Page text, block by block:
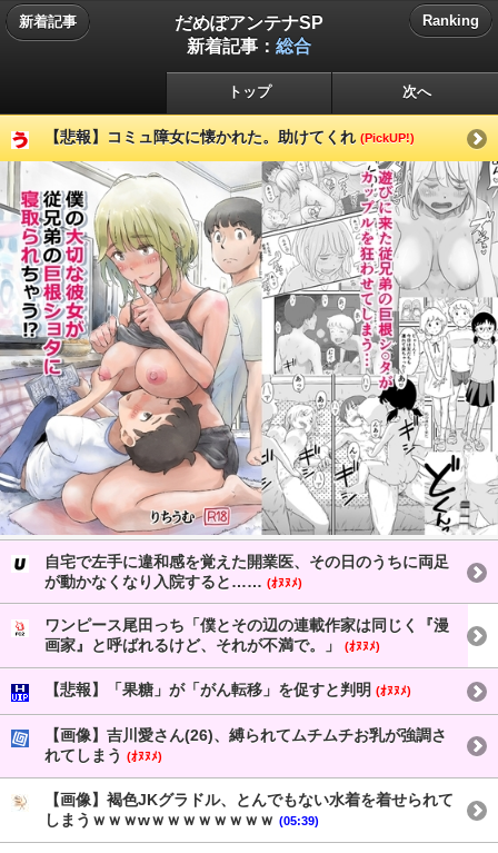
新着記事
だめぽアンテナSP
新着記事： 総合
Ranking
トップ 次へ
【悲報】コミュ障女に懐かれた。助けてくれ (PickUP!)
自宅で左手に違和感を覚えた開業医、その日のうちに両足
が動かなくなり入院すると…… (ｵﾇﾇﾒ)
ワンピース尾田っち「僕とその辺の連載作家は同じく『漫
画家』と呼ばれるけど、それが不満で。」
(ｵﾇﾇﾒ)
【悲報】「果糖」が「がん転移」を促すと判明 (ｵﾇﾇﾒ)
【画像】吉川愛さん(26)、縛られてムチムチお乳が強調さ
れてしまう (ｵﾇﾇﾒ)
【画像】褐色JKグラドル、とんでもない水着を着せられて
しまうｗｗｗwｗｗｗｗｗｗｗｗ (05:39)